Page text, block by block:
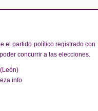
el partido político registrado con
concurrir a las elecciones.